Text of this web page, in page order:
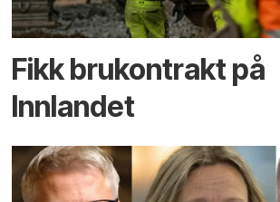
Fikk brukontrakt på
Innlandet